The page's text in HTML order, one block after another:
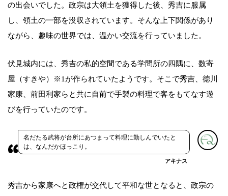
の出会いでした。政宗は大領土を獲得した後、秀吉に服属
し、領土の一部を没収されています。そんな上下関係があり
ながら、趣味の世界では、温かい交流を行っていました。
伏見城内には、秀吉の私的空間である学問所の四隅に、数寄
屋（すきや）※1が作られていたようです。そこで秀吉、徳川
家康、前田利家らと共に自前で手製の料理で客をもてなす遊
びを行っていたのです。
名だたる武将が台所にあつまって料理に勤しんでいたと
は、なんだかほっこり。
アキナス
秀吉から家康へと政権が交代して平和な世となると、政宗の